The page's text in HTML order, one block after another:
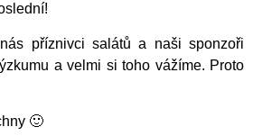
příznivci salátů a naši sponzoři
a velmi si toho vážíme. Proto
🙂